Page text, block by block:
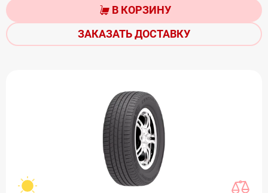
В КОРЗИНУ
ЗАКАЗАТЬ ДОСТАВКУ